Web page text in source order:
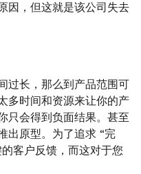
因，但这就是该公司失去
过长，那么到产品范围可
多时间和资源来让你的产
只会得到负面结果。甚至
出原型。为了追求 “完
客户反馈，而这对于您